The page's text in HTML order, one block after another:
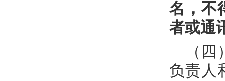
名，不
者或通
（四
负责人